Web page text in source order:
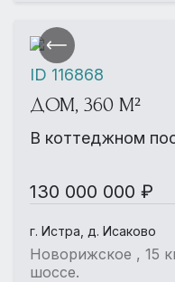
ДОМ, 360 М²
В коттеджном
130 000 000 ₽
г. Истра, д. Исаково
Новорижское , 15
шоссе.
ID 116868